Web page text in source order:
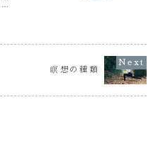
ら…。と思
てみました
はプロセス
ことを知る
瞑想の種類